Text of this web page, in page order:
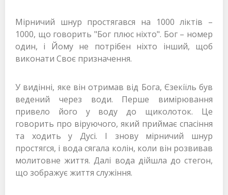
Мірничий шнур простягався на 1000 ліктів –
1000, що говорить "Бог плюс ніхто". Бог – номер
один, і Йому не потрібен ніхто інший, щоб
виконати Своє призначення.
У видінні, яке він отримав від Бога, Єзекіїль був
ведений через води. Перше вимірювання
привело його у воду до щиколоток. Це
говорить про віруючого, який приймає спасіння
та ходить у Дусі. І знову мірничий шнур
простягся, і вода сягала колін, коли він розвивав
молитовне життя. Далі вода дійшла до стегон,
що зображує життя служіння.